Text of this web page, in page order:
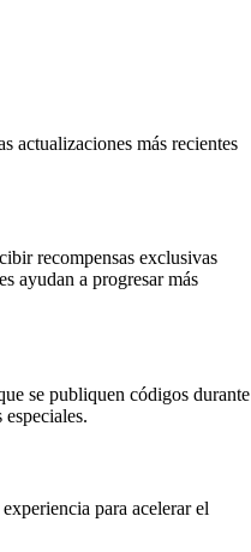
actualizaciones más recientes
recompensas exclusivas
ayudan a progresar más
se publiquen códigos durante
para acelerar el